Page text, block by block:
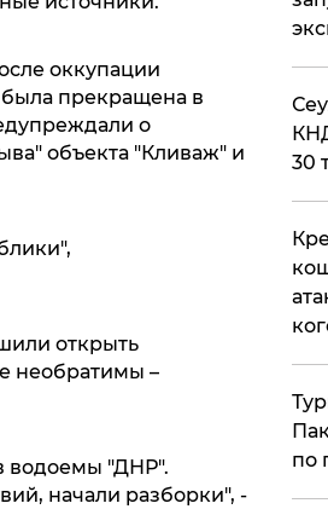
оккупации
прекращена в
о
объекта "Кливаж" и
открыть
необратимы –
водоемы "ДНР".
начали разборки", -
30
по